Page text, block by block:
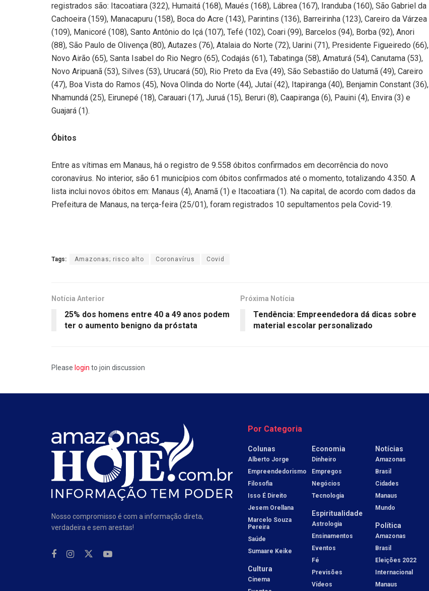
registrados são: Itacoatiara (322), Humaitá (168), Maués (168), Lábrea (167), Iranduba (160), São Gabriel da
Cachoeira (159), Manacapuru (158), Boca do Acre (143), Parintins (136), Barreirinha (123), Careiro da Várzea
(109), Manicoré (108), Santo Antônio do Içá (107), Tefé (102), Coari (99), Barcelos (94), Borba (92), Anori
(88), São Paulo de Olivença (80), Autazes (76), Atalaia do Norte (72), Uarini (71), Presidente Figueiredo (66),
Novo Airão (65), Santa Isabel do Rio Negro (65), Codajás (61), Tabatinga (58), Amaturá (54), Canutama (53),
Novo Aripuanã (53), Silves (53), Urucará (50), Rio Preto da Eva (49), São Sebastião do Uatumã (49), Careiro
(47), Boa Vista do Ramos (45), Nova Olinda do Norte (44), Jutaí (42), Itapiranga (40), Benjamin Constant (36),
Nhamundá (25), Eirunepé (18), Carauari (17), Juruá (15), Beruri (8), Caapiranga (6), Pauini (4), Envira (3) e
Guajará (1).
Óbitos
Entre as vítimas em Manaus, há o registro de 9.558 óbitos confirmados em decorrência do novo
coronavírus. No interior, são 61 municípios com óbitos confirmados até o momento, totalizando 4.350. A
lista inclui novos óbitos em: Manaus (4), Anamã (1) e Itacoatiara (1). Na capital, de acordo com dados da
Prefeitura de Manaus, na terça-feira (25/01), foram registrados 10 sepultamentos pela Covid-19.
Tags: Amazonas; risco alto Coronavírus Covid
Notícia Anterior
25% dos homens entre 40 a 49 anos podem
ter o aumento benigno da próstata
Próxima Notícia
Tendência: Empreendedora dá dicas sobre
material escolar personalizado
Please login to join discussion
Nosso compromisso é com a informação direta,
verdadeira e sem arestas!
Por Categoria
Colunas
Alberto Jorge
Empreendedorismo
Filosofia
Isso É Direito
Jesem Orellana
Marcelo Souza
Pereira
Saúde
Sumaare Keike
Cultura
Cinema
Economia
Dinheiro
Empregos
Negócios
Tecnologia
Espiritualidade
Astrologia
Ensinamentos
Eventos
Fé
Previsões
Vídeos
Notícias
Amazonas
Brasil
Cidades
Manaus
Mundo
Política
Amazonas
Brasil
Eleições 2022
Internacional
Manaus